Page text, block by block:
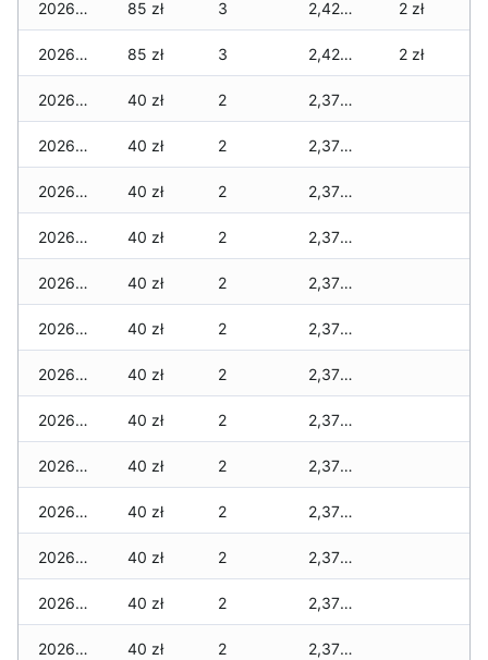
2026-04-30 85 zł 3 2,420 zł 2 zł
2026-04-29 85 zł 3 2,420 zł 2 zł
2026-04-28 40 zł 2 2,375 zł
2026-04-27 40 zł 2 2,375 zł
2026-04-26 40 zł 2 2,375 zł
2026-04-25 40 zł 2 2,375 zł
2026-04-24 40 zł 2 2,375 zł
2026-04-23 40 zł 2 2,375 zł
2026-04-22 40 zł 2 2,375 zł
2026-04-21 40 zł 2 2,375 zł
2026-04-20 40 zł 2 2,375 zł
2026-04-19 40 zł 2 2,375 zł
2026-04-18 40 zł 2 2,375 zł
2026-04-17 40 zł 2 2,375 zł
2026-04-16 40 zł 2 2,375 zł